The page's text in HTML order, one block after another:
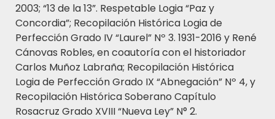
2003; “13 de la 13”. Respetable Logia “Paz y
Concordia”; Recopilación Histórica Logia de
Perfección Grado IV “Laurel” Nº 3. 1931-2016 y René
Cánovas Robles, en coautoría con el historiador
Carlos Muñoz Labraña; Recopilación Histórica
Logia de Perfección Grado IX “Abnegación” Nº 4, y
Recopilación Histórica Soberano Capítulo
Rosacruz Grado XVIII “Nueva Ley” N° 2.